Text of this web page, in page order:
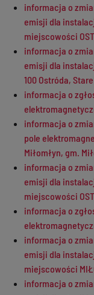
informacja o
emisji dla
miejscowości
informacja o
emisji dla
100 Ostróda,
informacja o
informacja o
pole
Miłomłyn, gm.
informacja o
emisji dla
miejscowości
informacja o
informacja o
emisji dla
miejscowości
informacja o